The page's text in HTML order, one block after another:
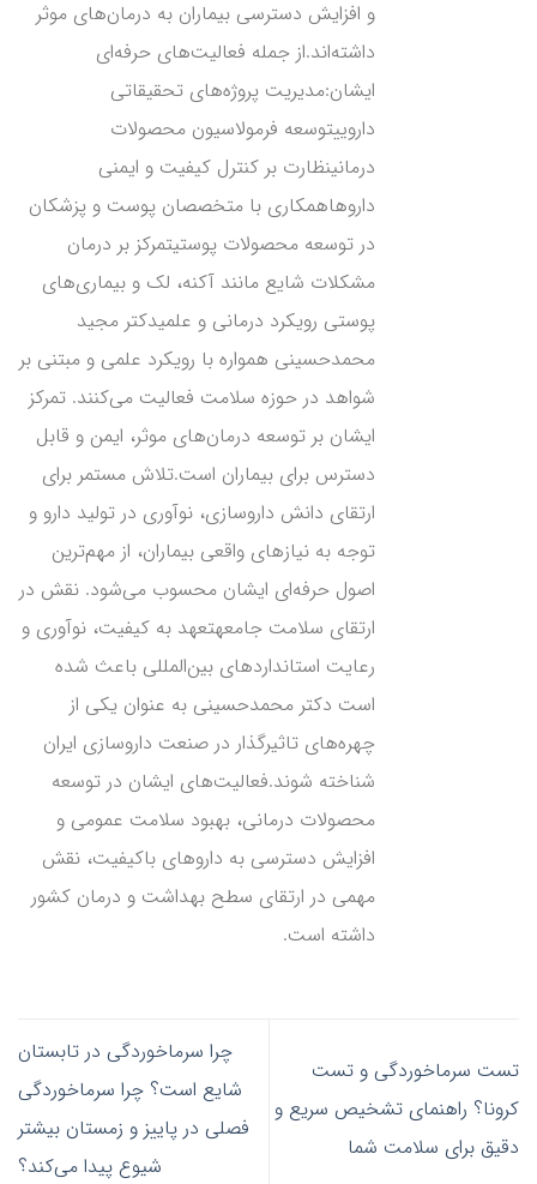
و افزایش دسترسی بیماران به درمان‌های موثر
داشته‌اند.از جمله فعالیت‌های حرفه‌ای
ایشان:مدیریت پروژه‌های تحقیقاتی
داروییتوسعه فرمولاسیون محصولات
درمانینظارت بر کنترل کیفیت و ایمنی
داروهاهمکاری با متخصصان پوست و پزشکان
در توسعه محصولات پوستیتمرکز بر درمان
مشکلات شایع مانند آکنه، لک و بیماری‌های
پوستی رویکرد درمانی و علمیدکتر مجید
محمدحسینی همواره با رویکرد علمی و مبتنی بر
شواهد در حوزه سلامت فعالیت می‌کنند. تمرکز
ایشان بر توسعه درمان‌های موثر، ایمن و قابل
دسترس برای بیماران است.تلاش مستمر برای
ارتقای دانش داروسازی، نوآوری در تولید دارو و
توجه به نیازهای واقعی بیماران، از مهم‌ترین
اصول حرفه‌ای ایشان محسوب می‌شود. نقش در
ارتقای سلامت جامعهتعهد به کیفیت، نوآوری و
رعایت استانداردهای بین‌المللی باعث شده
است دکتر محمدحسینی به عنوان یکی از
چهره‌های تاثیرگذار در صنعت داروسازی ایران
شناخته شوند.فعالیت‌های ایشان در توسعه
محصولات درمانی، بهبود سلامت عمومی و
افزایش دسترسی به داروهای باکیفیت، نقش
مهمی در ارتقای سطح بهداشت و درمان کشور
داشته است.
تست سرماخوردگی و تست
کرونا؟ راهنمای تشخیص سریع و
دقیق برای سلامت شما
چرا سرماخوردگی در تابستان
شایع است؟ چرا سرماخوردگی
فصلی در پاییز و زمستان بیشتر
شیوع پیدا می‌کند؟